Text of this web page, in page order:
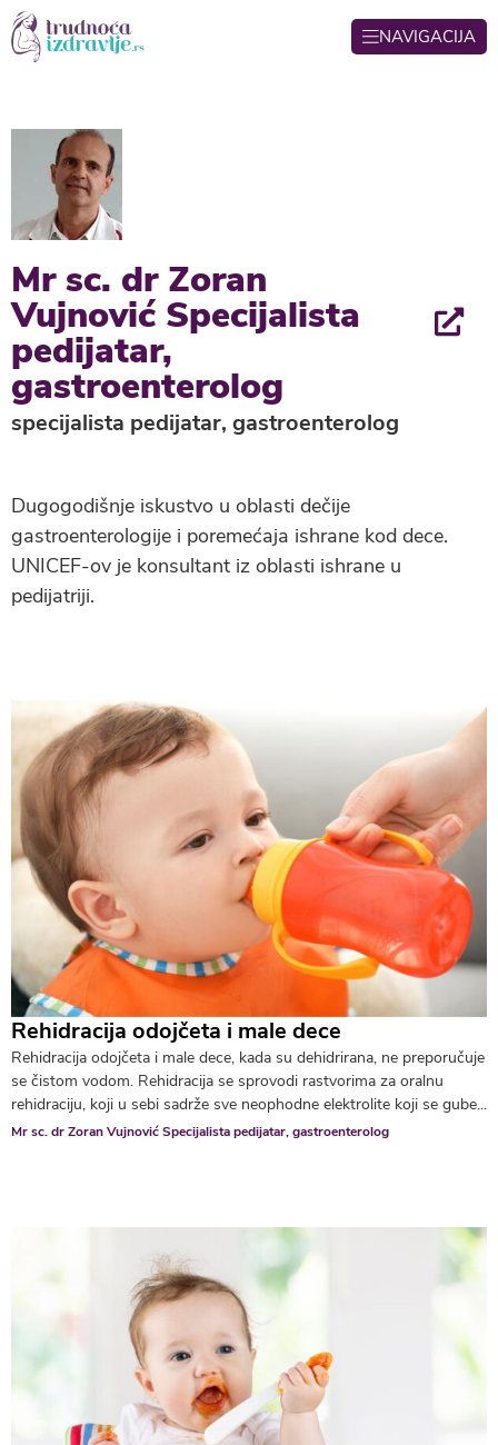
NAVIGACIJA
Mr sc. dr Zoran
Vujnović Specijalista
pedijatar,
gastroenterolog
specijalista pedijatar, gastroenterolog
Dugogodišnje iskustvo u oblasti dečije
gastroenterologije i poremećaja ishrane kod dece.
UNICEF-ov je konsultant iz oblasti ishrane u
pedijatriji.
Rehidracija odojčeta i male dece
Rehidracija odojčeta i male dece, kada su dehidrirana, ne preporučuje
se čistom vodom. Rehidracija se sprovodi rastvorima za oralnu
rehidraciju, koji u sebi sadrže sve neophodne elektrolite koji se gube...
Mr sc. dr Zoran Vujnović Specijalista pedijatar, gastroenterolog